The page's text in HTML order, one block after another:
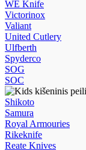
WE Knife
Victorinox
Valiant
United Cutlery
Ulfberth
Spyderco
SOG
SOC
Shikoto
Samura
Royal Armouries
Rikeknife
Reate Knives